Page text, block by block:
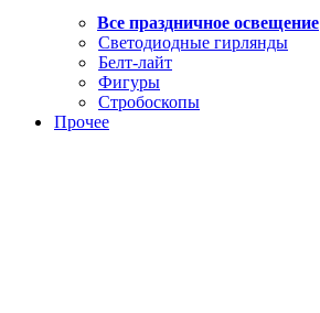
Все праздничное освещение
Светодиодные гирлянды
Белт-лайт
Фигуры
Стробоскопы
Прочее